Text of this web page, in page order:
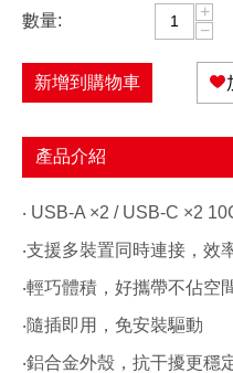
數量:
+
−
新增到購物車
產品介紹
‧ USB-A ×2 / USB-C ×2
‧支援多裝置同時連接，效
‧輕巧體積，好攜帶不佔空
‧隨插即用，免安裝驅動
‧鋁合金外殼，抗干擾更穩